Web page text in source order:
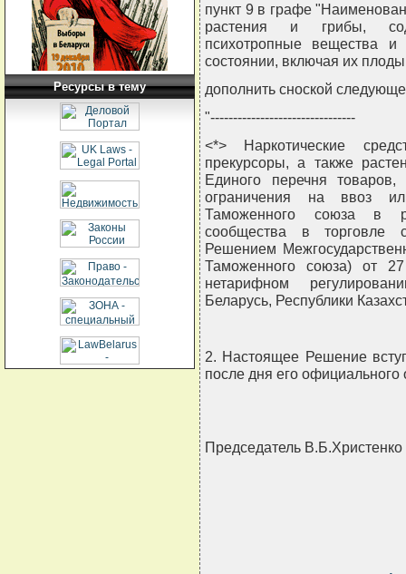
Ресурсы в тему
пункт 9 в графе
растения и грибы,
психотропные вещества
состоянии, включая их
дополнить сноской
"--------------------------------
<*> Наркотические
прекурсоры, а также
Единого перечня
ограничения на ввоз
Таможенного союза в
сообщества в торговле
Решением
Таможенного союза) от
нетарифном
Беларусь, Республики
2. Настоящее Решение
после дня его официального
Председатель В.Б.Христенко